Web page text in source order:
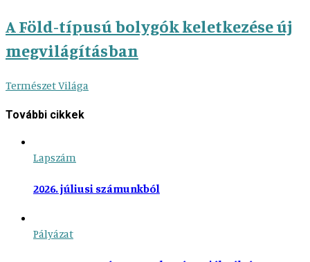
A Föld-típusú bolygók keletkezése új
megvilágításban
Természet Világa
További cikkek
Lapszám
2026. júliusi számunkból
Pályázat